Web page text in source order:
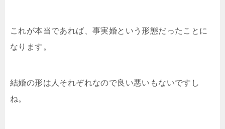
これが本当であれば、事実婚という形態だったことに
なります。
結婚の形は人それぞれなので良い悪いもないですし
ね。